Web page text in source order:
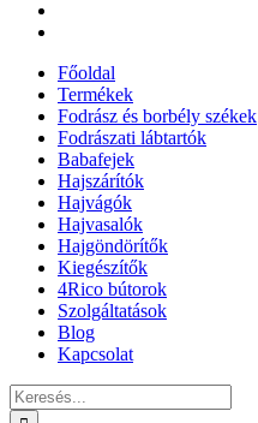
Főoldal
Termékek
Fodrász és borbély székek
Fodrászati lábtartók
Babafejek
Hajszárítók
Hajvágók
Hajvasalók
Hajgöndörítők
Kiegészítők
4Rico bútorok
Szolgáltatások
Blog
Kapcsolat
Keresés...